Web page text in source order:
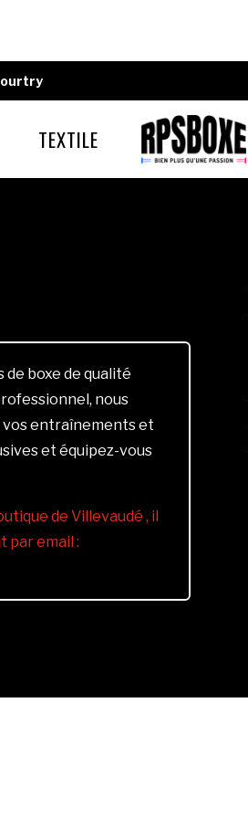
TEXTILE
boxe de qualité
nous
vos entraînements et
et équipez-vous
de Villevaudé , il
par email :